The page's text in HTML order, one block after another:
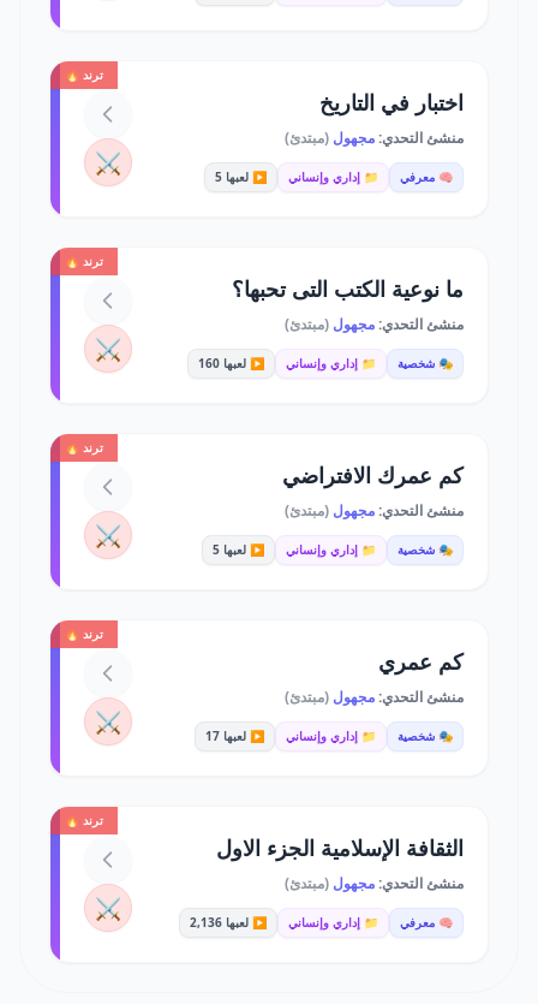
ترند 🔥
اختبار في التاريخ
منشئ التحدي:مجهول (مبتدئ)
🧠 معرفي 📁 إداري وإنساني ▶️ لعبها 5 ⚔️
ترند 🔥
ما نوعية الكتب التى تحبها؟
منشئ التحدي:مجهول (مبتدئ)
🎭 شخصية 📁 إداري وإنساني ▶️ لعبها 160 ⚔️
ترند 🔥
كم عمرك الافتراضي
منشئ التحدي:مجهول (مبتدئ)
🎭 شخصية 📁 إداري وإنساني ▶️ لعبها 5 ⚔️
ترند 🔥
كم عمري
منشئ التحدي:مجهول (مبتدئ)
🎭 شخصية 📁 إداري وإنساني ▶️ لعبها 17 ⚔️
ترند 🔥
الثقافة الإسلامية الجزء الاول
منشئ التحدي:مجهول (مبتدئ)
🧠 معرفي 📁 إداري وإنساني ▶️ لعبها 2,136 ⚔️